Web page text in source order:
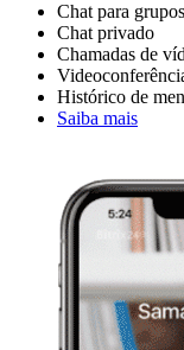
Chat para grupos
Chat privado
Chamadas de
Histórico de
Saiba mais